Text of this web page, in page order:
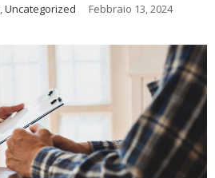
,Uncategorized Febbraio 13, 2024